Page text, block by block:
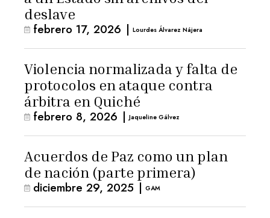
deslave
febrero 17, 2026 | Lourdes Álvarez Nájera
Violencia normalizada y falta de
protocolos en ataque contra
árbitra en Quiché
febrero 8, 2026 | Jaqueline Gálvez
Acuerdos de Paz como un plan
de nación (parte primera)
diciembre 29, 2025 | GAM